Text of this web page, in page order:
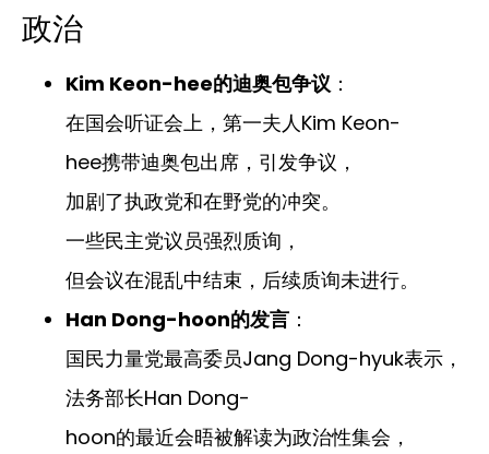
政治
Kim Keon-hee的迪奥包争议：
在国会听证会上，第一夫人Kim Keon-
hee携带迪奥包出席，引发争议，
加剧了执政党和在野党的冲突。
一些民主党议员强烈质询，
但会议在混乱中结束，后续质询未进行。
Han Dong-hoon的发言 ：
国民力量党最高委员Jang Dong-hyuk表示，
法务部长Han Dong-
hoon的最近会晤被解读为政治性集会，